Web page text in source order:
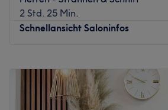
2 Std. 25 Min.
Schnellansicht Saloninfos
Dienstag
Mittwoch
Donnerstag